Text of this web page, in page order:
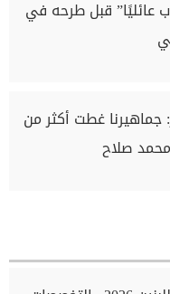
عائليًا” قبل طرحه في
غطت أكثر من
صلاح